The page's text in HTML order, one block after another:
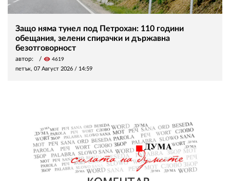
Защо няма тунел под Петрохан: 110 години
обещания, зелени спирачки и държавна
безотговорност
автор: visibility 4619
петък, 07 Август 2026 / 14:59